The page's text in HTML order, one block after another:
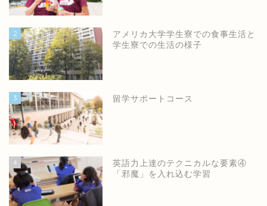
2
アメリカ大学学生寮での食事生活と
学生寮での生活の様子
3 留学サポートコース
4
英語力上達のテクニカルな要素④
「邪魔」を入れ込む学習